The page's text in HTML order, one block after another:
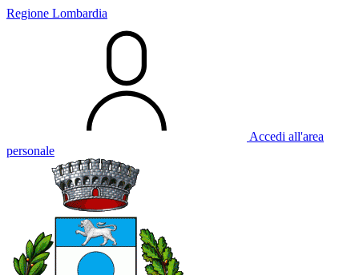
Regione Lombardia
Accedi all'area
personale